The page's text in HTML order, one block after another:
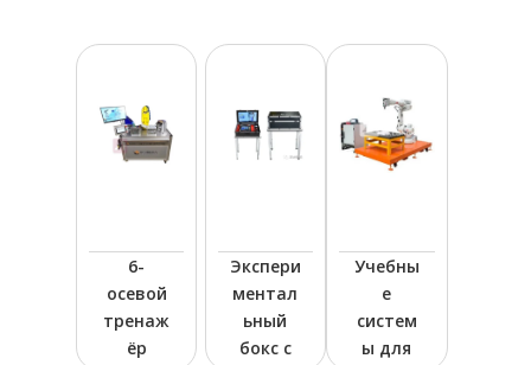
6-
осевой
тренаж
ёр
Экспери
ментал
ьный
бокс с
Учебны
е
систем
ы для